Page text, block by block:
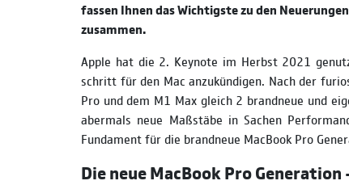
fassen Ihnen das Wichtigste zu den
zusammen.
Apple hat die 2. Keynote im Herbst 2021
schritt für den Mac anzukündigen. Nach der
Pro und dem M1 Max gleich 2 brandneue und
abermals neue Maßstäbe in Sachen
Fundament für die brandneue MacBook Pro
Die neue MacBook Pro